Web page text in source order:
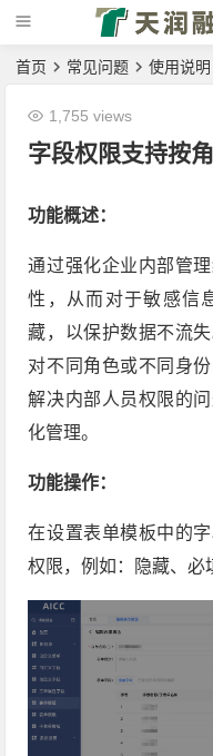
首页 常见问题 使用说明
字段权限支持按
1,755 views
功能概述：
通过强化企业内部管
性，从而对于敏感信
藏，以保护数据不流
对不同角色或不同身
解决内部人员权限的
化管理。
功能操作：
在设置表单模板中的
权限，例如：隐藏、必